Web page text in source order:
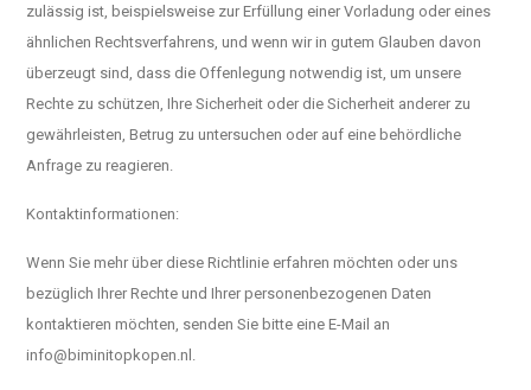
zulässig ist, beispielsweise zur Erfüllung einer Vorladung oder eines
ähnlichen Rechtsverfahrens, und wenn wir in gutem Glauben davon
überzeugt sind, dass die Offenlegung notwendig ist, um unsere
Rechte zu schützen, Ihre Sicherheit oder die Sicherheit anderer zu
gewährleisten, Betrug zu untersuchen oder auf eine behördliche
Anfrage zu reagieren.
Kontaktinformationen:
Wenn Sie mehr über diese Richtlinie erfahren möchten oder uns
bezüglich Ihrer Rechte und Ihrer personenbezogenen Daten
kontaktieren möchten, senden Sie bitte eine E-Mail an
info@biminitopkopen.nl